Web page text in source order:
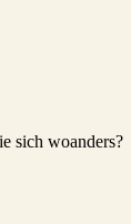
sich woanders?